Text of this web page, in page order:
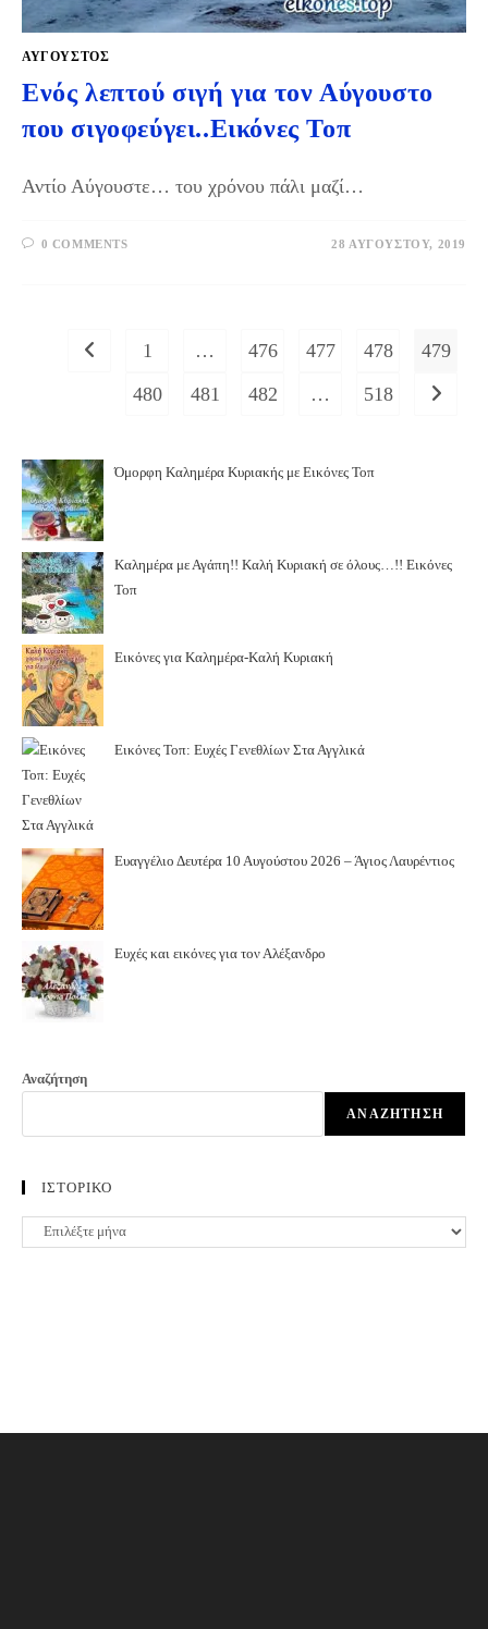
ΑΎΓΟΥΣΤΟΣ
Ενός λεπτού σιγή για τον Αύγουστο
που σιγοφεύγει..Εικόνες Τοπ
Αντίο Αύγουστε… του χρόνου πάλι μαζί…
0 COMMENTS 28 ΑΥΓΟΎΣΤΟΥ, 2019
Go to the previous page
1 … 476 477 478
479
480
481 482 … 518 Go to
Όμορφη Καλημέρα Κυριακής με Εικόνες Τοπ
Καλημέρα με Αγάπη!! Καλή Κυριακή σε όλους…!! Εικόνες
Τοπ
Εικόνες για Καλημέρα-Καλή Κυριακή
Εικόνες Τοπ: Ευχές Γενεθλίων Στα Αγγλικά
Ευαγγέλιο Δευτέρα 10 Αυγούστου 2026 – Άγιος Λαυρέντιος
Ευχές και εικόνες για τον Αλέξανδρο
Αναζήτηση
ΑΝΑΖΉΤΗΣΗ
ΙΣΤΟΡΙΚΟ
ΙΣΤΟΡΙΚΟ